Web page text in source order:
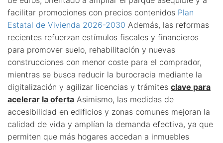
facilitar promociones con precios contenidos Plan
Estatal de Vivienda 2026-2030 Además, las reformas
recientes refuerzan estímulos fiscales y financieros
para promover suelo, rehabilitación y nuevas
construcciones con menor coste para el comprador,
mientras se busca reducir la burocracia mediante la
digitalización y agilizar licencias y trámites clave para
acelerar la oferta Asimismo, las medidas de
accesibilidad en edificios y zonas comunes mejoran la
calidad de vida y amplían la demanda efectiva, ya que
permiten que más hogares accedan a inmuebles